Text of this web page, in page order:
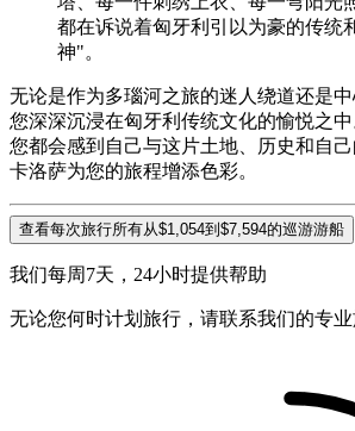
都在诉说着匈牙利引以为豪的传统
神"。
无论是作为多瑙河之旅的迷人绕道还是
您深深沉浸在匈牙利传统文化的愉悦之中
您都会感到自己与这片土地、历史和自
卡洛萨为您的旅程增添色彩。
查看每次旅行所有从$1,054到$7,594的巡游游船
我们每周7天，24小时提供帮助
无论您何时计划旅行，请联系我们的专业